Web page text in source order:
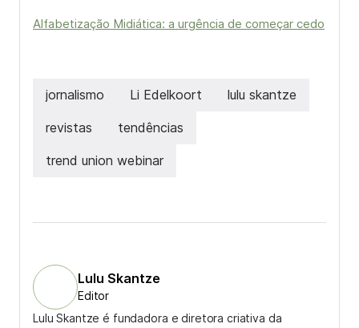
Alfabetização Midiática: a urgência de começar cedo
jornalismo Li Edelkoort lulu skantze
revistas tendências
trend union webinar
Lulu Skantze
Editor
Lulu Skantze é fundadora e diretora criativa da